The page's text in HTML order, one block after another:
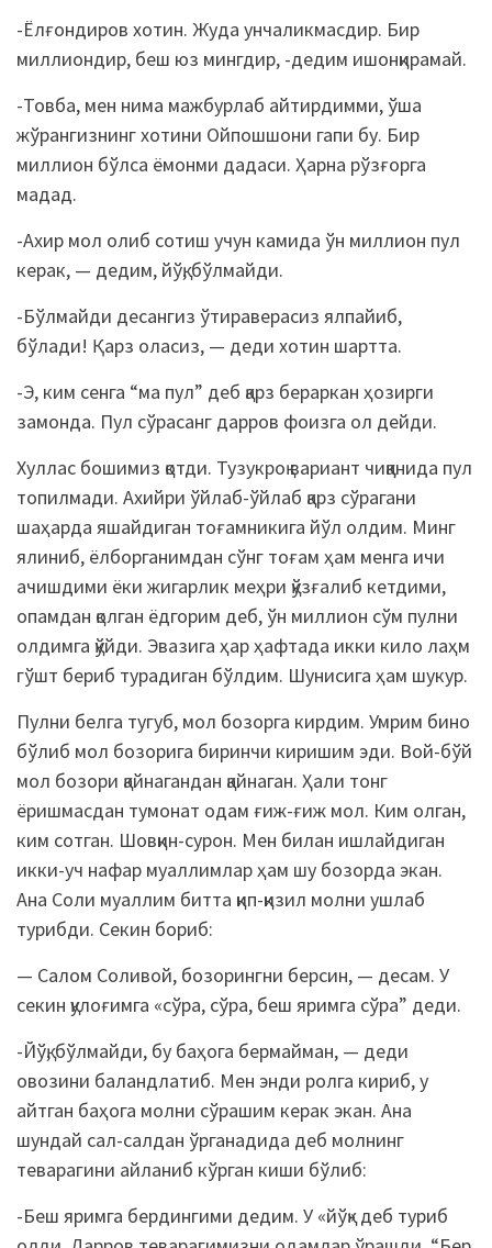
-Ёлғондиров хотин. Жуда унчаликмасдир. Бир
миллиондир, беш юз мингдир, -дедим ишонқирамай.
-Товба, мен нима мажбурлаб айтирдимми, ўша
жўрангизнинг хотини Ойпошшони гапи бу. Бир
миллион бўлса ёмонми дадаси. Ҳарна рўзғорга
мадад.
-Ахир мол олиб сотиш учун камида ўн миллион пул
керак, — дедим, йўқ, бўлмайди.
-Бўлмайди десангиз ўтираверасиз ялпайиб,
бўлади! Қарз оласиз, — деди хотин шартта.
-Э, ким сенга “ма пул” деб қарз бераркан ҳозирги
замонда. Пул сўрасанг дарров фоизга ол дейди.
Хуллас бошимиз қотди. Тузукроқ вариант чиққанида пул
топилмади. Ахийри ўйлаб-ўйлаб қарз сўрагани
шаҳарда яшайдиган тоғамникига йўл олдим. Минг
ялиниб, ёлборганимдан сўнг тоғам ҳам менга ичи
ачишдими ёки жигарлик меҳри қўзғалиб кетдими,
опамдан қолган ёдгорим деб, ўн миллион сўм пулни
олдимга қўйди. Эвазига ҳар ҳафтада икки кило лаҳм
гўшт бериб турадиган бўлдим. Шунисига ҳам шукур.
Пулни белга тугуб, мол бозорга кирдим. Умрим бино
бўлиб мол бозорига биринчи киришим эди. Вой-бўй
мол бозори қайнагандан қайнаган. Ҳали тонг
ёришмасдан тумонат одам ғиж-ғиж мол. Ким олган,
ким сотган. Шовқин-сурон. Мен билан ишлайдиган
икки-уч нафар муаллимлар ҳам шу бозорда экан.
Ана Соли муаллим битта қип-қизил молни ушлаб
турибди. Секин бориб:
— Салом Соливой, бозорингни берсин, — десам. У
секин қулоғимга «сўра, сўра, беш яримга сўра” деди.
-Йўқ, бўлмайди, бу баҳога бермайман, — деди
овозини баландлатиб. Мен энди ролга кириб, у
айтган баҳога молни сўрашим керак экан. Ана
шундай сал-салдан ўрганадида деб молнинг
теварагини айланиб кўрган киши бўлиб:
-Беш яримга бердингими дедим. У «йўқ» деб туриб